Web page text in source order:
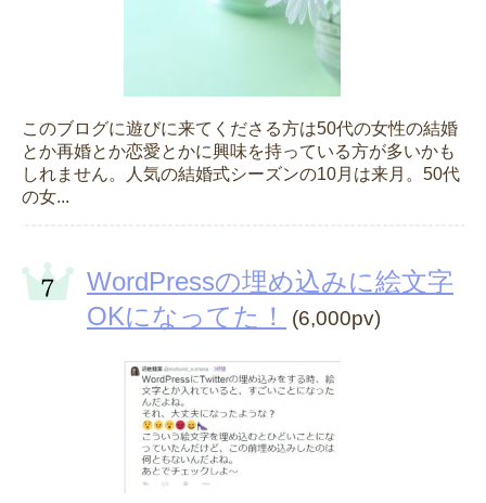
このブログに遊びに来てくださる方は50代の女性の結婚
とか再婚とか恋愛とかに興味を持っている方が多いかも
しれません。人気の結婚式シーズンの10月は来月。50代
の女...
WordPressの埋め込みに絵文字
OKになってた！
(6,000pv)